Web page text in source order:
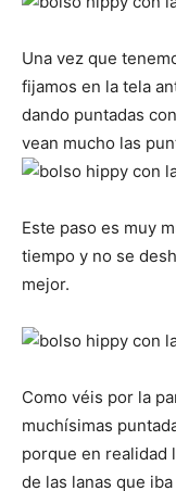
Una vez que
fijamos en la tela
dando puntadas
vean mucho las
Este paso es muy
tiempo y no se
mejor.
Como véis por la
muchísimas
porque en realidad
de las lanas que